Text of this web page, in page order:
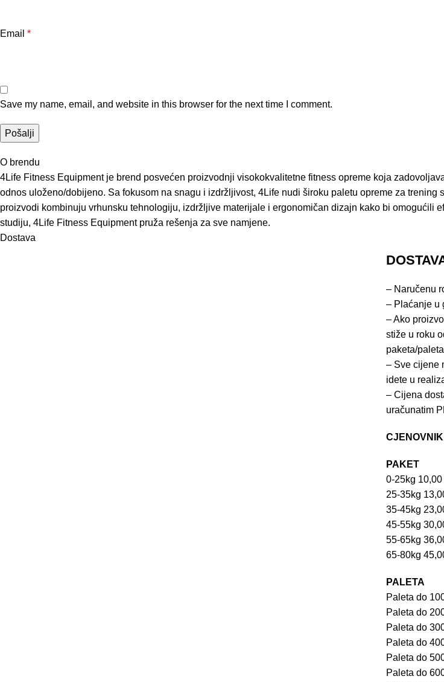
Email *
Save my name, email, and website in this browser for the next time I comment.
O brendu
4Life Fitness Equipment je brend posvećen proizvodnji visokokvalitetne fitness opreme koja
odnos uloženo/dobijeno. Sa fokusom na snagu i izdržljivost, 4Life nudi široku paletu opreme za
proizvodi kombinuju vrhunsku tehnologiju, izdržljive materijale i ergonomičan dizajn kako bi omogućili
studiju, 4Life Fitness Equipment pruža rešenja za sve namjene.
Dostava
– Naručenu
– Plaćanje u
– Ako
stiže u roku
paketa/
– Sve cijene
idete u
– Cijena
uračunatim
PAKET
0-25kg 10,00
25-35kg
35-45kg
45-55kg
55-65kg
65-80kg
PALETA
Paleta do
Paleta do
Paleta do
Paleta do
Paleta do
Paleta do